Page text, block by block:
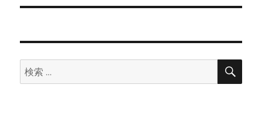
ン
投
検
索:
検